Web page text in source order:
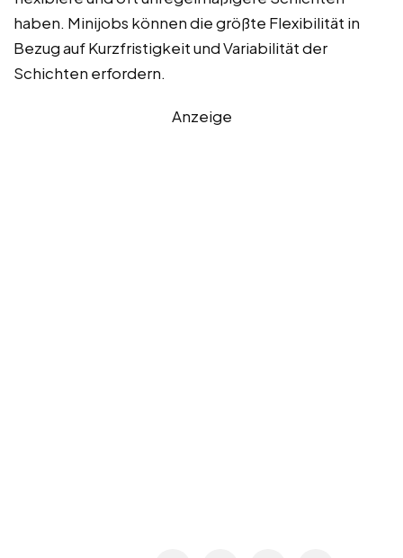
haben. Minijobs können die größte Flexibilität in
Bezug auf Kurzfristigkeit und Variabilität der
Schichten erfordern.
Anzeige